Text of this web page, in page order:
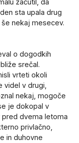
sta upala drug
nekaj mesecev.
o dogodkih
srečal.
vrteti okoli
videl v drugi,
nekaj, mogoče
je dokopal v
dvema letoma
privlačno,
in duhovne